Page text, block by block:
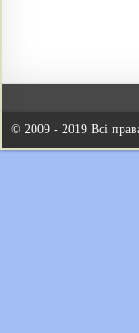
© 2009 - 2019 Всі